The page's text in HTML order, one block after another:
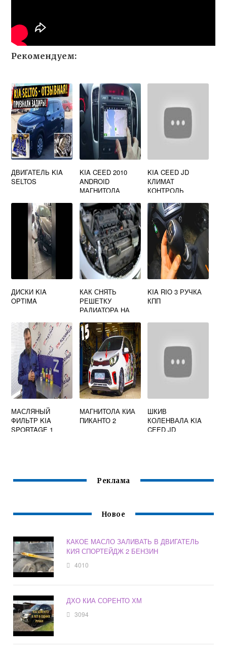
Рекомендуем:
ДВИГАТЕЛЬ KIA
SELTOS
KIA CEED 2010
ANDROID
МАГНИТОЛА
KIA CEED JD
КЛИМАТ
КОНТРОЛЬ
ДИСКИ KIA
OPTIMA
КАК СНЯТЬ
РЕШЕТКУ
РАДИАТОРА НА
3
KIA RIO 3 РУЧКА
КПП
МАСЛЯНЫЙ
ФИЛЬТР KIA
SPORTAGE 1
МАГНИТОЛА КИА
ПИКАНТО 2
ШКИВ
КОЛЕНВАЛА KIA
CEED JD
Реклама
Новое
КАКОЕ МАСЛО ЗАЛИВАТЬ В ДВИГАТЕЛЬ
КИЯ СПОРТЕЙДЖ 2 БЕНЗИН
4010
ДХО КИА СОРЕНТО ХМ
3094